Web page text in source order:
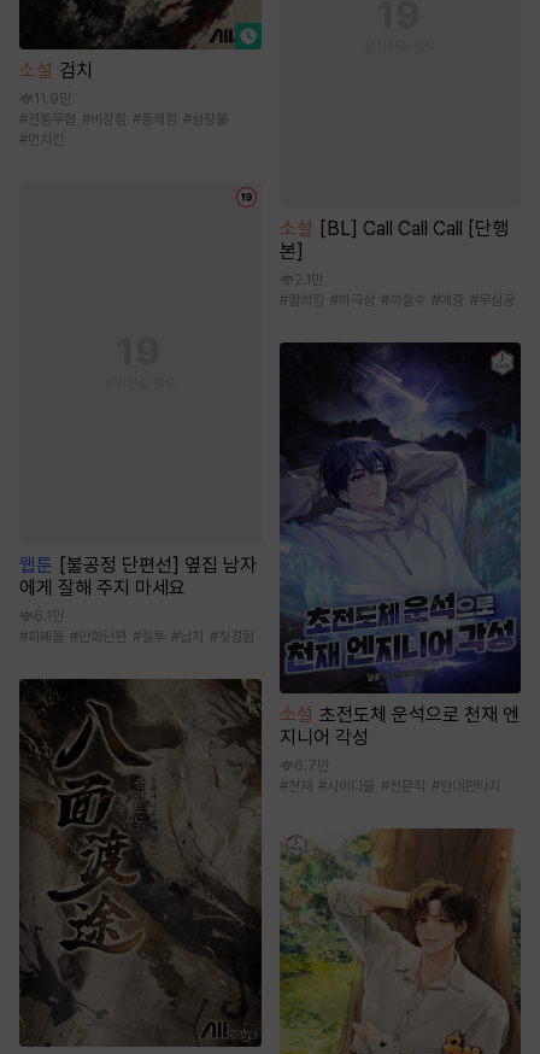
소설 검치
11.9만
#전통무협 #비장함 #통쾌함 #성장물
#먼치킨
웹툰
[불공정 단편선] 옆집 남자
에게 잘해 주지 마세요
6.1만
#피폐물 #만화단편 #질투 #납치 #첫경험
소설
[BL] Call Call Call [단행
본]
2.1만
#할리킹 #하극상 #까칠수 #애증 #무심공
소설 초전도체 운석으로 천재 엔
지니어 각성
6.7만
#천재 #사이다물 #전문직 #현대판타지